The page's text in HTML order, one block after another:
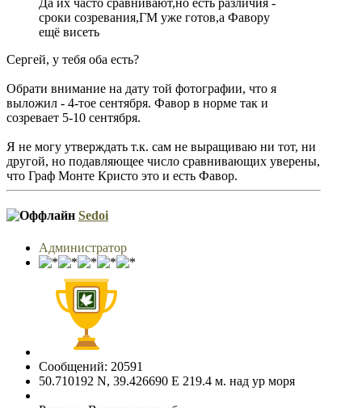
Да их часто сравнивают,но есть различия -
сроки созревания,ГМ уже готов,а Фавору
ещё висеть
Сергей, у тебя оба есть?
Обрати внимание на дату той фотографии, что я
выложил - 4-тое сентября. Фавор в норме так и
созревает 5-10 сентября.
Я не могу утверждать т.к. сам не выращиваю ни тот, ни
другой, но подавляющее число сравнивающих уверены,
что Граф Монте Кристо это и есть Фавор.
Sedoi
Администратор
Сообщений: 20591
50.710192 N, 39.426690 E 219.4 м. над ур моря